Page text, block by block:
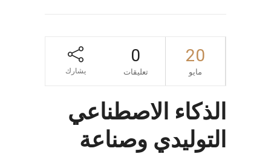
20
مايو
0
تعليقات يشارك
الذكاء الاصطناعي
التوليدي وصناعة